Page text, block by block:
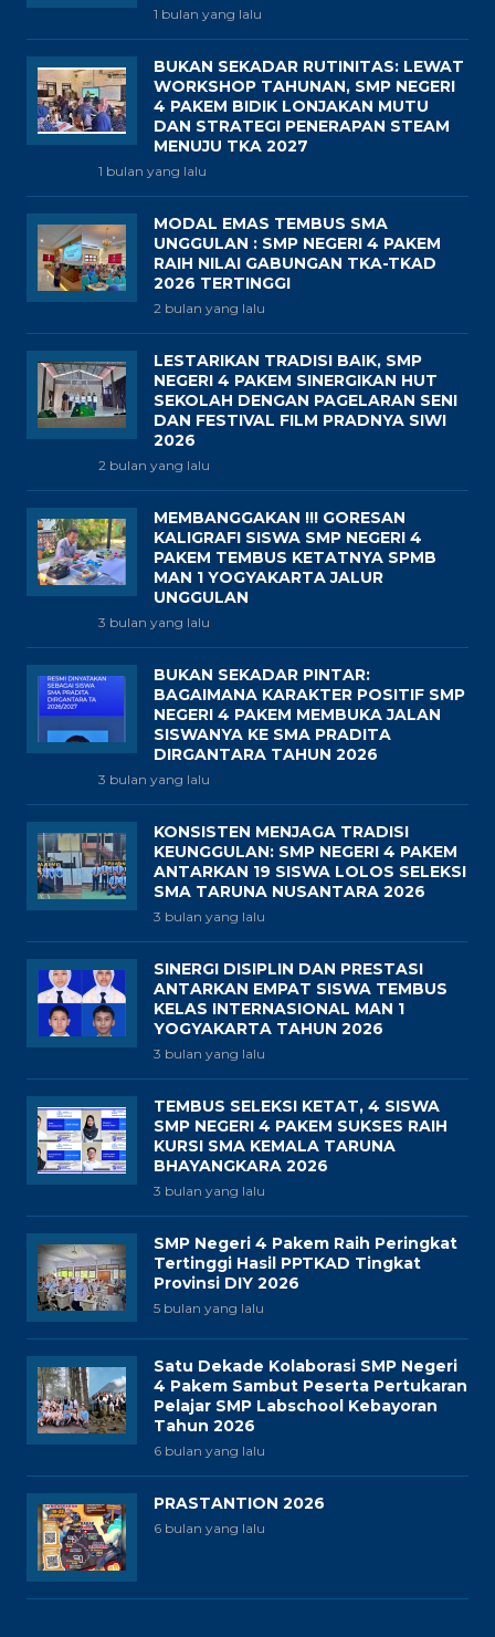
1 bulan yang lalu
BUKAN SEKADAR RUTINITAS: LEWAT
WORKSHOP TAHUNAN, SMP NEGERI
4 PAKEM BIDIK LONJAKAN MUTU
DAN STRATEGI PENERAPAN STEAM
MENUJU TKA 2027
1 bulan yang lalu
MODAL EMAS TEMBUS SMA
UNGGULAN : SMP NEGERI 4 PAKEM
RAIH NILAI GABUNGAN TKA-TKAD
2026 TERTINGGI
2 bulan yang lalu
LESTARIKAN TRADISI BAIK, SMP
NEGERI 4 PAKEM SINERGIKAN HUT
SEKOLAH DENGAN PAGELARAN SENI
DAN FESTIVAL FILM PRADNYA SIWI
2026
2 bulan yang lalu
MEMBANGGAKAN !!! GORESAN
KALIGRAFI SISWA SMP NEGERI 4
PAKEM TEMBUS KETATNYA SPMB
MAN 1 YOGYAKARTA JALUR
UNGGULAN
3 bulan yang lalu
BUKAN SEKADAR PINTAR:
BAGAIMANA KARAKTER POSITIF SMP
NEGERI 4 PAKEM MEMBUKA JALAN
SISWANYA KE SMA PRADITA
DIRGANTARA TAHUN 2026
3 bulan yang lalu
KONSISTEN MENJAGA TRADISI
KEUNGGULAN: SMP NEGERI 4 PAKEM
ANTARKAN 19 SISWA LOLOS SELEKSI
SMA TARUNA NUSANTARA 2026
3 bulan yang lalu
SINERGI DISIPLIN DAN PRESTASI
ANTARKAN EMPAT SISWA TEMBUS
KELAS INTERNASIONAL MAN 1
YOGYAKARTA TAHUN 2026
3 bulan yang lalu
TEMBUS SELEKSI KETAT, 4 SISWA
SMP NEGERI 4 PAKEM SUKSES RAIH
KURSI SMA KEMALA TARUNA
BHAYANGKARA 2026
3 bulan yang lalu
SMP Negeri 4 Pakem Raih Peringkat
Tertinggi Hasil PPTKAD Tingkat
Provinsi DIY 2026
5 bulan yang lalu
Satu Dekade Kolaborasi SMP Negeri
4 Pakem Sambut Peserta Pertukaran
Pelajar SMP Labschool Kebayoran
Tahun 2026
6 bulan yang lalu
PRASTANTION 2026
6 bulan yang lalu